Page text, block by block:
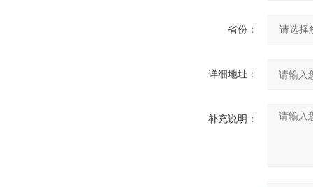
省份：
详细地址：
补充说明：